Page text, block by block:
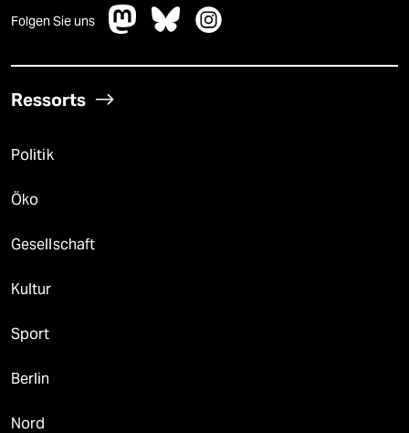
Folgen Sie uns
Ressorts
Politik
Öko
Gesellschaft
Kultur
Sport
Berlin
Nord